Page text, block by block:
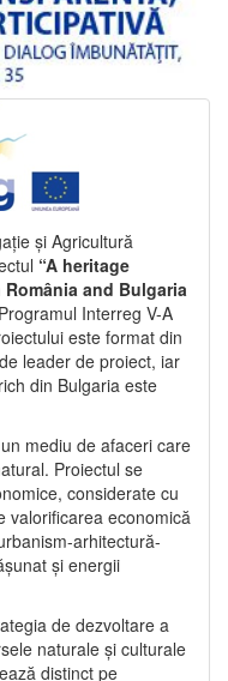
și Agricultură
“A heritage
and Bulgaria
Interreg V-A
este format din
leader de proiect, iar
din Bulgaria este
mediu de afaceri care
Proiectul se
considerate cu
valorificarea economică
arhitectură-
și energii
de dezvoltare a
naturale și culturale
distinct pe